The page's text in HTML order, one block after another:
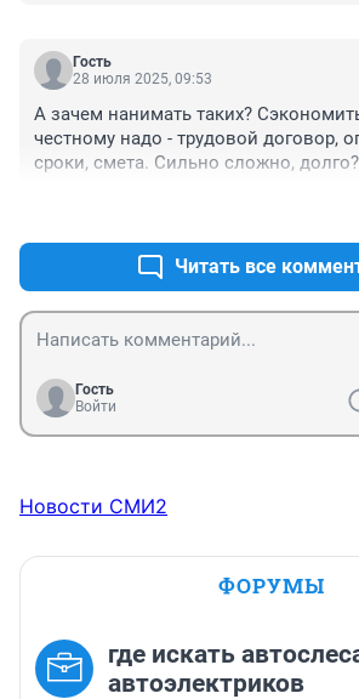
Гость
28 июля 2025, 09:53
А зачем нанимать таких?
честному надо - трудовой договор,
сроки, смета. Сильно сложно,
специалистов, пытаясь копейку
Читать все
Гость
Войти
Новости СМИ2
ФОРУМЫ
где искать
автоэлектриков